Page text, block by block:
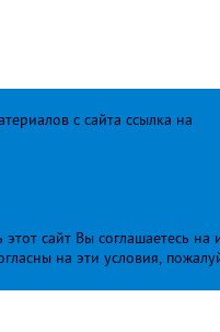
с сайта ссылка на
сайт Вы соглашаетесь
на эти условия,